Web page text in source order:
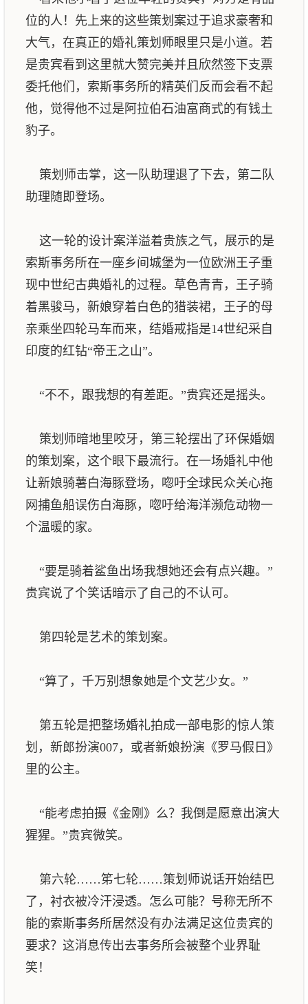
位的人！先上来的这些策划案过于追求豪奢和
大气，在真正的婚礼策划师眼里只是小道。若
是贵宾看到这里就大赞完美并且欣然签下支票
委托他们，索斯事务所的精英们反而会看不起
他，觉得他不过是阿拉伯石油富商式的有钱土
豹子。
策划师击掌，这一队助理退了下去，第二队
助理随即登场。
这一轮的设计案洋溢着贵族之气，展示的是
索斯事务所在一座乡间城堡为一位欧洲王子重
现中世纪古典婚礼的过程。草色青青，王子骑
着黑骏马，新娘穿着白色的猎装裙，王子的母
亲乘坐四轮马车而来，结婚戒指是14世纪采自
印度的红钻“帝王之山”。
“不不，跟我想的有差距。”贵宾还是摇头。
策划师暗地里咬牙，第三轮摆出了环保婚姻
的策划案，这个眼下最流行。在一场婚礼中他
让新娘骑薯白海豚登场，唿吁全球民众关心拖
网捕鱼船误伤白海豚，唿吁给海洋濒危动物一
个温暖的家。
“要是骑着鲨鱼出场我想她还会有点兴趣。”
贵宾说了个笑话暗示了自己的不认可。
第四轮是艺术的策划案。
“算了，千万别想象她是个文艺少女。”
第五轮是把整场婚礼拍成一部电影的惊人策
划，新郎扮演007，或者新娘扮演《罗马假日》
里的公主。
“能考虑拍摄《金刚》么？我倒是愿意出演大
猩猩。”贵宾微笑。
第六轮……笫七轮……策划师说话开始结巴
了，衬衣被冷汗浸透。怎么可能？号称无所不
能的索斯事务所居然没有办法满足这位贵宾的
要求？这消息传出去事务所会被整个业界耻
笑！